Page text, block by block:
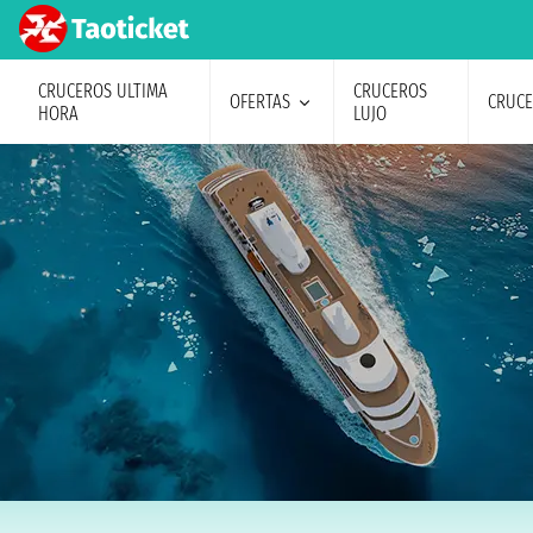
CRUCEROS ULTIMA
HORA
OFERTAS
CRUCEROS
LUJO